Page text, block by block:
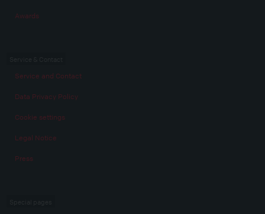
Awards
Service and Contact
Data Privacy Policy
Cookie settings
Legal Notice
Press